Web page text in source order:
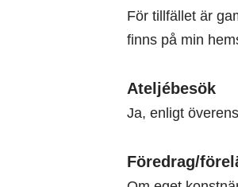
För tillfället är
finns på min
Ateljébesök
Ja, enligt
Föredrag/